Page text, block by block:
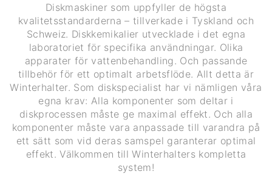
Diskmaskiner som uppfyller de högsta
kvalitetsstandarderna – tillverkade i Tyskland och
Schweiz. Diskkemikalier utvecklade i det egna
laboratoriet för specifika användningar. Olika
apparater för vattenbehandling. Och passande
tillbehör för ett optimalt arbetsflöde. Allt detta är
Winterhalter. Som diskspecialist har vi nämligen våra
egna krav: Alla komponenter som deltar i
diskprocessen måste ge maximal effekt. Och alla
komponenter måste vara anpassade till varandra på
ett sätt som vid deras samspel garanterar optimal
effekt. Välkommen till Winterhalters kompletta
system!